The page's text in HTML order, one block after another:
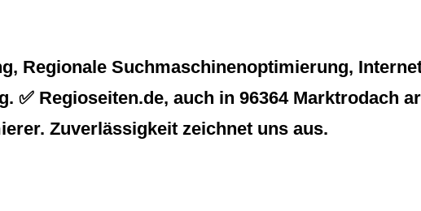
Regionale Suchmaschinenoptimierung,
✅ Regioseiten.de, auch in 96364 Marktrodach
Zuverlässigkeit zeichnet uns aus.